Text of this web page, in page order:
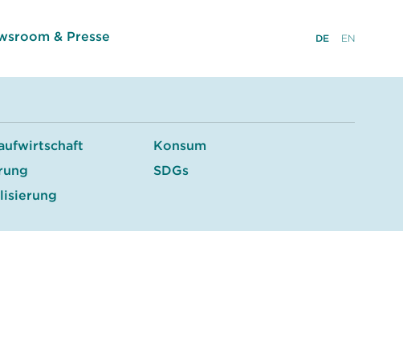
& Presse DE EN
Konsum
SDGs